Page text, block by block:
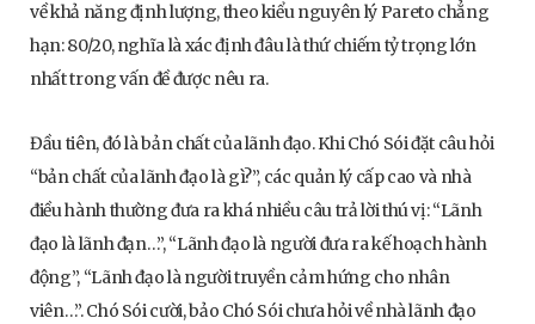
về khả năng định lượng, theo kiểu nguyên lý Pareto chẳng
hạn: 80/20, nghĩa là xác định đâu là thứ chiếm tỷ trọng lớn
nhất trong vấn đề được nêu ra.
Đầu tiên, đó là bản chất của lãnh đạo. Khi Chó Sói đặt câu hỏi
“bản chất của lãnh đạo là gì?”, các quản lý cấp cao và nhà
điều hành thường đưa ra khá nhiều câu trả lời thú vị: “Lãnh
đạo là lãnh đạn…”, “Lãnh đạo là người đưa ra kế hoạch hành
động”, “Lãnh đạo là người truyền cảm hứng cho nhân
viên…”. Chó Sói cười, bảo Chó Sói chưa hỏi về nhà lãnh đạo